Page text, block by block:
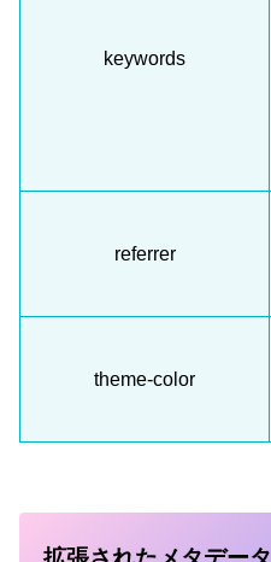
keywords
referrer
theme-color